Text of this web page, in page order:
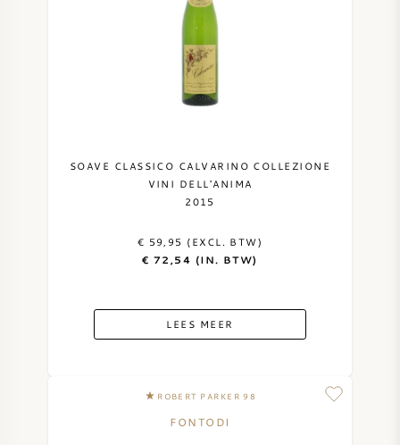
SOAVE CLASSICO CALVARINO COLLEZIONE
VINI DELL'ANIMA
2015
€ 59,95 (EXCL. BTW)
€ 72,54 (IN. BTW)
LEES MEER
ROBERT PARKER 98
FONTODI